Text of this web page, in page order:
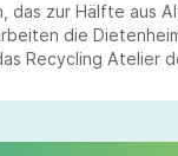
das zur Hälfte aus
die
Recycling Atelier